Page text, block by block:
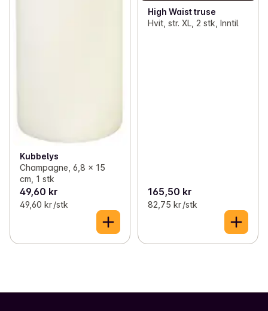
Kubbelys
Champagne, 6,8 x 15
cm, 1 stk
49,60 kr
49,60 kr /stk
High Waist truse
Hvit, str. XL, 2 stk, Inntil
165,50 kr
82,75 kr /stk